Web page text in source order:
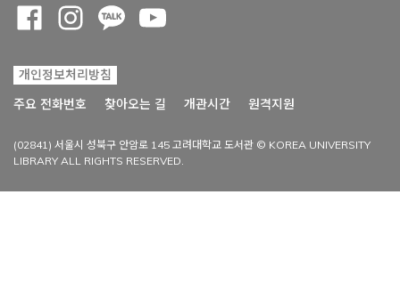
개인정보처리방침
주요 전화번호
찾아오는 길 개관시간 원격지원
(02841) 서울시 성북구 안암로 145 고려대학교 도서관 © KOREA UNIVERSITY
LIBRARY ALL RIGHTS RESERVED.
Opens a new window
Opens a new window
Opens a new window